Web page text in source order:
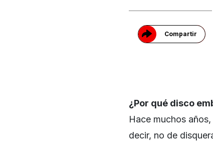
Compartir
¿Por qué disco
Hace muchos
decir, no de